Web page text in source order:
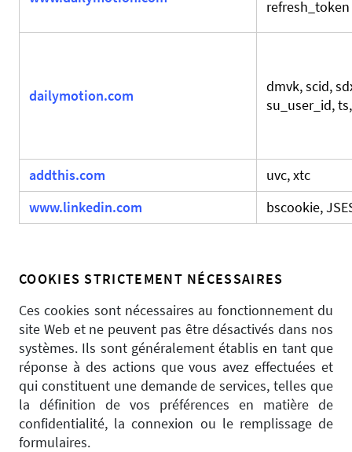
refresh_token
dailymotion.com
dmvk, scid,
su_user_id,
addthis.com
uvc, xtc
www.linkedin.com
bscookie,
COOKIES STRICTEMENT NÉCESSAIRES
Ces cookies sont nécessaires au fonctionnement du
site Web et ne peuvent pas être désactivés dans nos
systèmes. Ils sont généralement établis en tant que
réponse à des actions que vous avez effectuées et
qui constituent une demande de services, telles que
la définition de vos préférences en matière de
confidentialité, la connexion ou le remplissage de
formulaires.